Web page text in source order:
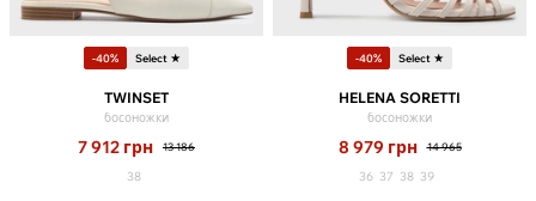
-40% Select ★
TWINSET
босоножки
7 912 грн 13 186
38
-40% Select ★
HELENA SORETTI
босоножки
8 979 грн 14 965
36 37 38 39